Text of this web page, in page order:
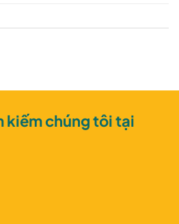
kiếm chúng tôi tại